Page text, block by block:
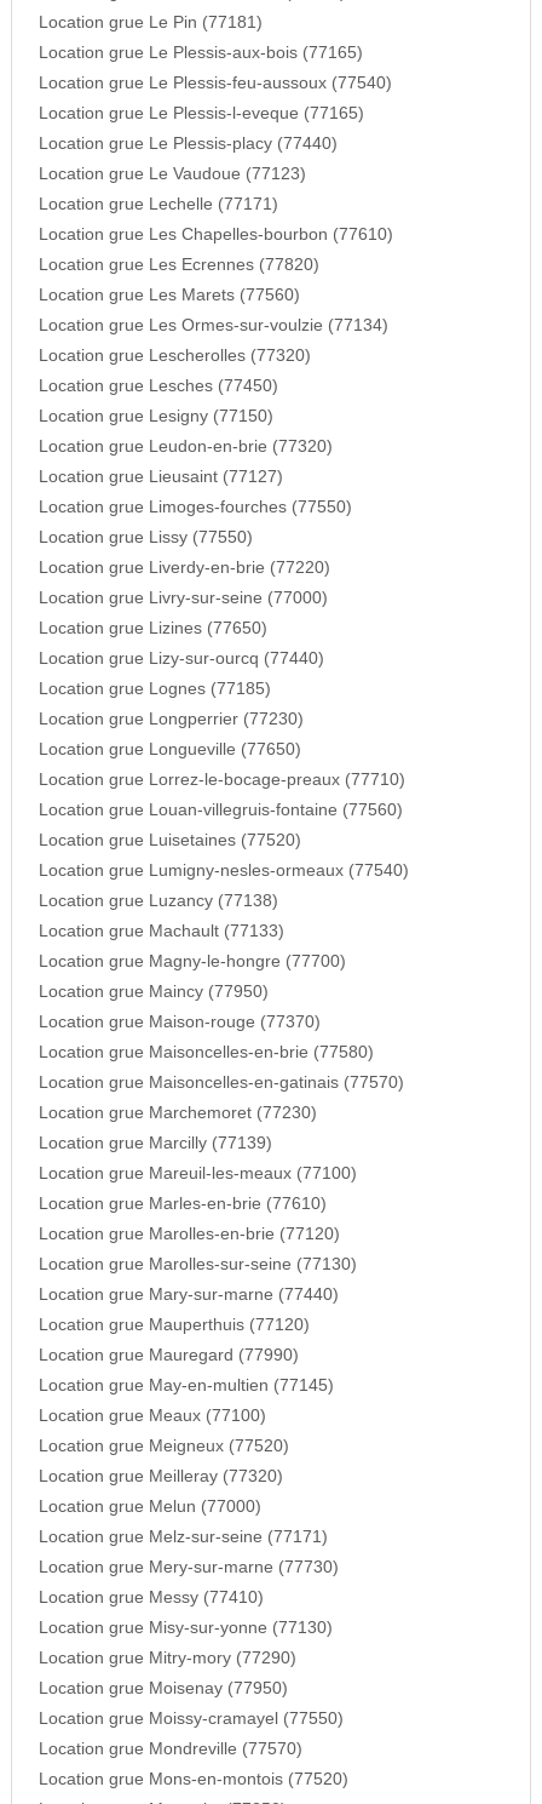
Location grue Le Pin (77181)
Location grue Le Plessis-aux-bois (77165)
Location grue Le Plessis-feu-aussoux (77540)
Location grue Le Plessis-l-eveque (77165)
Location grue Le Plessis-placy (77440)
Location grue Le Vaudoue (77123)
Location grue Lechelle (77171)
Location grue Les Chapelles-bourbon (77610)
Location grue Les Ecrennes (77820)
Location grue Les Marets (77560)
Location grue Les Ormes-sur-voulzie (77134)
Location grue Lescherolles (77320)
Location grue Lesches (77450)
Location grue Lesigny (77150)
Location grue Leudon-en-brie (77320)
Location grue Lieusaint (77127)
Location grue Limoges-fourches (77550)
Location grue Lissy (77550)
Location grue Liverdy-en-brie (77220)
Location grue Livry-sur-seine (77000)
Location grue Lizines (77650)
Location grue Lizy-sur-ourcq (77440)
Location grue Lognes (77185)
Location grue Longperrier (77230)
Location grue Longueville (77650)
Location grue Lorrez-le-bocage-preaux (77710)
Location grue Louan-villegruis-fontaine (77560)
Location grue Luisetaines (77520)
Location grue Lumigny-nesles-ormeaux (77540)
Location grue Luzancy (77138)
Location grue Machault (77133)
Location grue Magny-le-hongre (77700)
Location grue Maincy (77950)
Location grue Maison-rouge (77370)
Location grue Maisoncelles-en-brie (77580)
Location grue Maisoncelles-en-gatinais (77570)
Location grue Marchemoret (77230)
Location grue Marcilly (77139)
Location grue Mareuil-les-meaux (77100)
Location grue Marles-en-brie (77610)
Location grue Marolles-en-brie (77120)
Location grue Marolles-sur-seine (77130)
Location grue Mary-sur-marne (77440)
Location grue Mauperthuis (77120)
Location grue Mauregard (77990)
Location grue May-en-multien (77145)
Location grue Meaux (77100)
Location grue Meigneux (77520)
Location grue Meilleray (77320)
Location grue Melun (77000)
Location grue Melz-sur-seine (77171)
Location grue Mery-sur-marne (77730)
Location grue Messy (77410)
Location grue Misy-sur-yonne (77130)
Location grue Mitry-mory (77290)
Location grue Moisenay (77950)
Location grue Moissy-cramayel (77550)
Location grue Mondreville (77570)
Location grue Mons-en-montois (77520)